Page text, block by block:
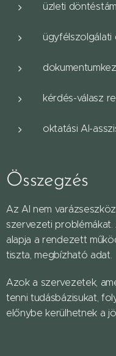
üzleti
ügyfélszolgálati
kérdés-válasz
oktatási AI-
Összegzés
Az AI nem
szervezeti
alapja a rendezett
tiszta, megbízható adat.
Azok a szervezetek,
tenni tudásbázisukat,
előnybe kerülhetnek a